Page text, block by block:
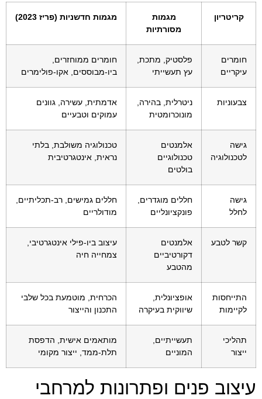
קריטריון
מגמות
מסורתיות
מגמות חדשניות (פריז 2023)
חומרים
עיקריים
פלסטיק, מתכת,
עץ תעשייתי
חומרים ממוחזרים,
ביו-מבוססים, אקו-פולימרים
צבעוניות
ניטרלית, בהירה,
מונוכרומטית
אדמתית, עשירה, גוונים
עמוקים וטבעיים
גישה
לטכנולוגיה
אלמנטים
טכנולוגיים
בולטים
טכנולוגיה משולבת, בלתי
נראית, אינטגרטיבית
גישה
לחלל
חללים מוגדרים,
פונקציונליים
חללים גמישים, רב-תכליתיים,
מודולריים
קשר לטבע
אלמנטים
דקורטיביים
מהטבע
עיצוב ביו-פילי אינטגרטיבי,
צמחייה חיה
התייחסות
לקיימות
אופציונלית,
שיווקית בעיקרה
הכרחית, מוטמעת בכל שלבי
התכנון והייצור
תהליכי
ייצור
תעשייתיים,
המוניים
מותאמים אישית, הדפסת
תלת-ממד, ייצור מקומי
עיצוב פנים ופתרונות למרחבי